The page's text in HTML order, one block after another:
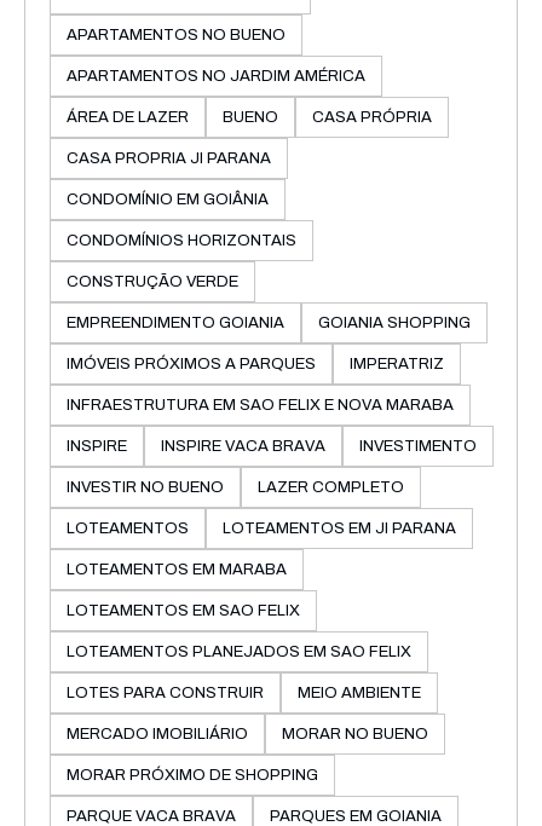
APARTAMENTOS NO BUENO
APARTAMENTOS NO JARDIM AMÉRICA
ÁREA DE LAZER BUENO CASA PRÓPRIA
CASA PROPRIA JI PARANA
CONDOMÍNIO EM GOIÂNIA
CONDOMÍNIOS HORIZONTAIS
CONSTRUÇÃO VERDE
EMPREENDIMENTO GOIANIA GOIANIA SHOPPING
IMÓVEIS PRÓXIMOS A PARQUES IMPERATRIZ
INFRAESTRUTURA EM SAO FELIX E NOVA MARABA
INSPIRE INSPIRE VACA BRAVA INVESTIMENTO
INVESTIR NO BUENO LAZER COMPLETO
LOTEAMENTOS LOTEAMENTOS EM JI PARANA
LOTEAMENTOS EM MARABA
LOTEAMENTOS EM SAO FELIX
LOTEAMENTOS PLANEJADOS EM SAO FELIX
LOTES PARA CONSTRUIR MEIO AMBIENTE
MERCADO IMOBILIÁRIO MORAR NO BUENO
MORAR PRÓXIMO DE SHOPPING
PARQUE VACA BRAVA PARQUES EM GOIANIA